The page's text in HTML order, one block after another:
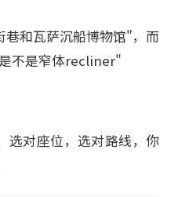
和瓦萨沉船博物馆"，而
不是窄体recliner"
选对座位，选对路线，你